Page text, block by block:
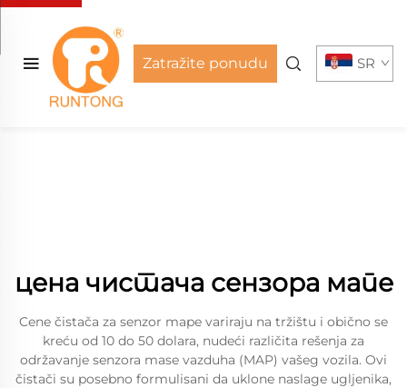
Zatražite ponudu SR
цена чистача сензора мапе
Cene čistača za senzor mape variraju na tržištu i obično se
kreću od 10 do 50 dolara, nudeći različita rešenja za
održavanje senzora mase vazduha (MAP) vašeg vozila. Ovi
čistači su posebno formulisani da uklone naslage ugljenika,